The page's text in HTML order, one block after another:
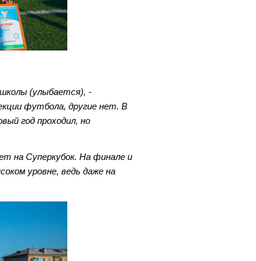
(улыбается), -
футбола, другие нет. В
год проходил, но
на Суперкубок. На финале и
уровне, ведь даже на